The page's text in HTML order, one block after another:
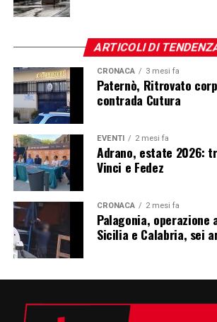
ARTICOLI DI
CRONACA 3 mesi fa
Paternò, Ritrovato
contrada Cutura
EVENTI 2 mesi fa
Adrano, estate 2026:
Vinci e Fedez
CRONACA 2 mesi fa
Palagonia,
Sicilia e Calabria, sei